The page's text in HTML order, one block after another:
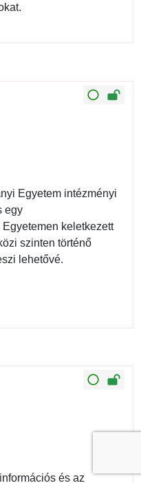
Egyetem intézményi
egy
keletkezett
szinten történő
lehetővé.
és az